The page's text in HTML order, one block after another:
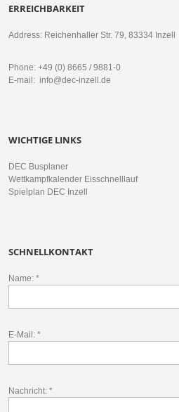
ERREICHBARKEIT
Address: Reichenhaller Str. 79, 83334 Inzell
Phone: +49 (0) 8665 / 9881-0
E-mail: info@dec-inzell.de
WICHTIGE LINKS
DEC Busplaner
Wettkampfkalender Eisschnelllauf
Spielplan DEC Inzell
SCHNELLKONTAKT
Name: *
E-Mail: *
Nachricht: *